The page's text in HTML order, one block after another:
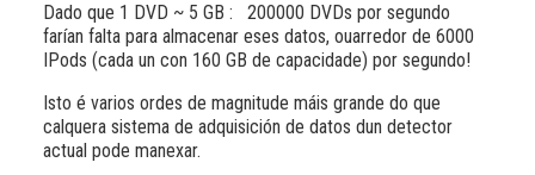
Dado que 1 DVD ~ 5 GB : 200000 DVDs por segundo
farían falta para almacenar eses datos, ouarredor de 6000
IPods (cada un con 160 GB de capacidade) por segundo!
Isto é varios ordes de magnitude máis grande do que
calquera sistema de adquisición de datos dun detector
actual pode manexar.